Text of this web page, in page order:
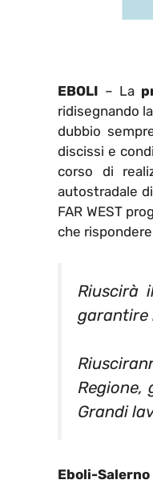
EBOLI – La
ridisegnando
dubbio
discissi e
corso di
autostradale
FAR WEST
che
Riuscirà
garantire
Regione,
Grandi
Eboli-Salerno